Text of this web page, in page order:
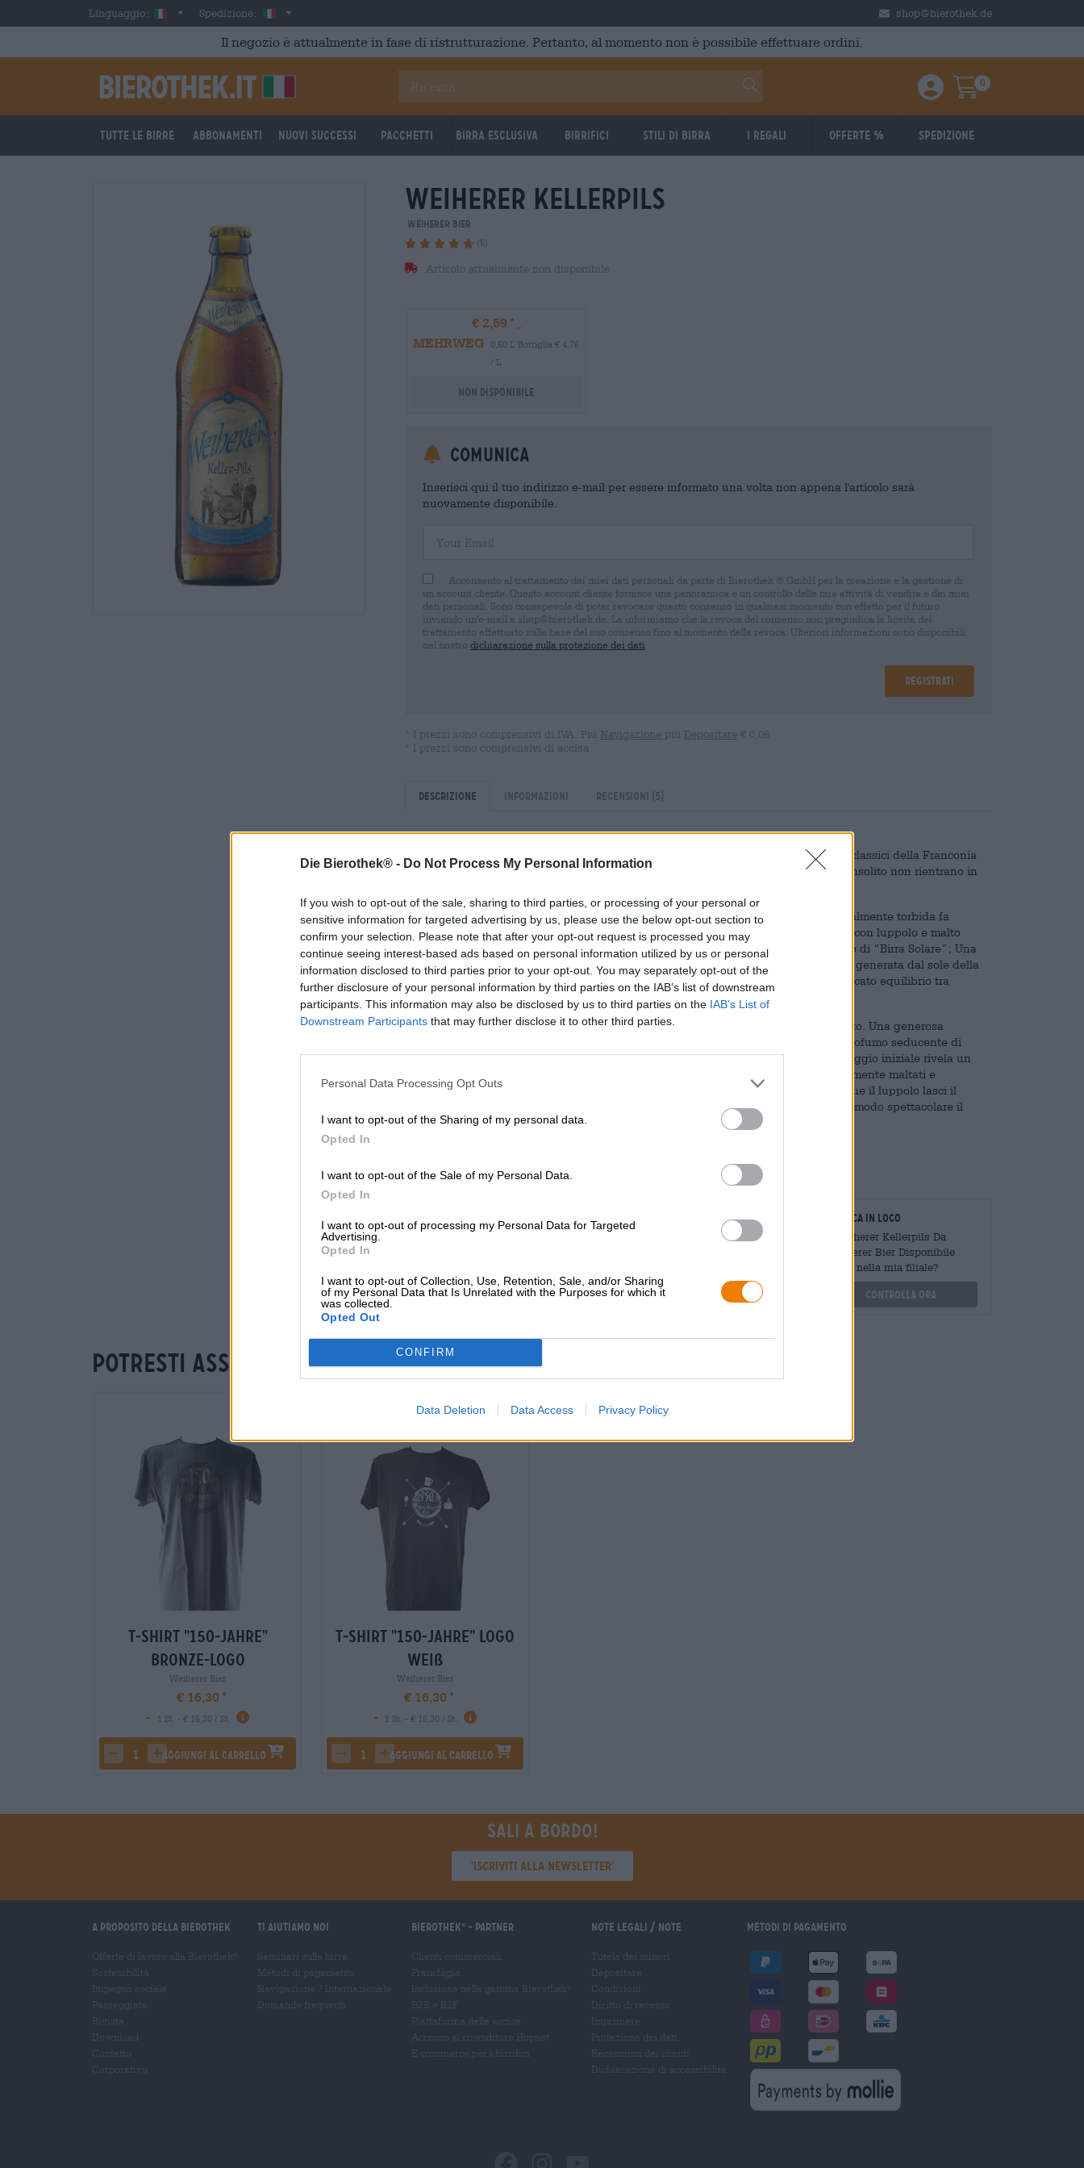
Die Bierothek® - Do Not Process My Personal Information
If you wish to opt-out of the sale, sharing to third parties, or processing of your personal or
sensitive information for targeted advertising by us, please use the below opt-out section to
confirm your selection. Please note that after your opt-out request is processed you may
continue seeing interest-based ads based on personal information utilized by us or personal
information disclosed to third parties prior to your opt-out. You may separately opt-out of the
further disclosure of your personal information by third parties on the IAB’s list of downstream
participants. This information may also be disclosed by us to third parties on the IAB’s List of
Downstream Participants that may further disclose it to other third parties.
Personal Data Processing Opt Outs
I want to opt-out of the Sharing of my personal data.
Opted In
I want to opt-out of the Sale of my Personal Data.
Opted In
I want to opt-out of processing my Personal Data for Targeted
Advertising.
Opted In
I want to opt-out of Collection, Use, Retention, Sale, and/or Sharing
of my Personal Data that Is Unrelated with the Purposes for which it
was collected.
Opted Out
CONFIRM
Data Deletion Data Access Privacy Policy
Skip to main contentLinguaggio: ItalianSpedizione: Italia shop@bierothek.de
Il negozio è attualmente in fase di ristrutturazione. Pertanto, al momento non è possibile effettuare ordini.
Einloggen / Anmelden
Warenkorb
0
Tutte le birre Abbonamenti Nuovi successi Pacchetti Birra Esclusiva Birrifici Stili di birra I regali Offerte % Spedizione
weiherer kellerpils
Weiherer Bier
(5)
Articolo attualmente non disponibile
€ 2,59
MEHRWEG
0,50 L Bottiglia € 4,76
/ L
Non disponibile
Comunica
Inserisci qui il tuo indirizzo e-mail per essere informato una volta non appena l'articolo sarà
nuovamente disponibile.
Acconsento al trattamento dei miei dati personali da parte di Bierothek ® GmbH per la creazione e la gestione di
un account cliente. Questo account cliente fornisce una panoramica e un controllo delle mie attività di vendita e dei miei
dati personali. Sono consapevole di poter revocare questo consenso in qualsiasi momento con effetto per il futuro
inviando un'e-mail a shop@bierothek.de. La informiamo che la revoca del consenso non pregiudica la liceità del
trattamento effettuato sulla base del suo consenso fino al momento della revoca. Ulteriori informazioni sono disponibili
nel nostro dichiarazione sulla protezione dei dati
Registrati
* I prezzi sono comprensivi di IVA. Più Navigazione più Depositare € 0,08
* I prezzi sono comprensivi di accisa
Descrizione Informazioni Recensioni (5)
Nell’ampio assortimento del birrificio Kundmüller ce n’è per tutti i gusti. Oltre ai classici della Franconia
ci sono ottime birre artigianali, birre biologiche e quelle che per il loro carattere insolito non rientrano in
La Weiherer Keller-Pils è sicuramente una di queste birre insolite. La birra naturalmente torbida fa
parte della gamma biologica del birrificio, poiché viene prodotta esclusivamente con luppolo e malto
provenienti da agricoltura biologica controllata. La Keller-Pils porta anche il titolo di “Birra Solare”; Una
denominazione che garantisce che la birra viene prodotta utilizzando l’elettricità generata dal sole della
Franconia dalle celle solari del birrificio. Con il suo carattere equilibrato e un delicato equilibrio tra
luppolo e malto, la Keller-Pils è un esemplare speciale anche in termini di stile.
La Weiherer Keller-Pils scorre nel bicchiere in un tono dorato delicatamente velato. Una generosa
quantità di schiuma solida e bianca come la neve corona la birra ed emana un profumo seducente di
erbe speziate, scorze di agrumi fini, malto terroso ed erba appena falciata. L’assaggio iniziale rivela un
corpo snello con un appeal vivace e una grande gamma di sapori. Aromi insolitamente maltati e
morbidi di crosta di pane appena sfornato e cereali accarezzano il palato prima che il luppolo lasci il
segno netto. Note di erba, erbe speziate, resina e agrumi piccanti completano in modo spettacolare il
gioco aromatico.
BIRRA
shop@bierothek.de
commercianti o ristoratori
Du willst größere Mengen
grosshandel@bierothek.de
Verifica in loco
È Weiherer Kellerpils Da
Weiherer Bier Disponibile
anche nella mia filiale?
Controlla ora
Potresti assaggiare anche quello
T-Shirt "150-Jahre"
Bronze-Logo
Weiherer Bier
€ 16,30
-
1 St. - € 16,30 / St.
decrease quantity
increase quantity
Aggiungi al carrello
T-Shirt "150-Jahre" Logo
weiß
Weiherer Bier
€ 16,30
-
1 St. - € 16,30 / St.
decrease quantity
increase quantity
Aggiungi al carrello
Sali a bordo!
'Iscriviti alla newsletter'
A proposito della Bierothek Ti aiutiamo noi Bierothek - Partner Note legali / Note Metodi di pagamento